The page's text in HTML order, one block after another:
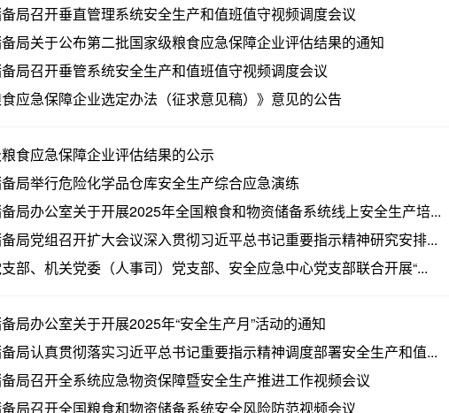
局召开垂直管理系统安全生产和值班值守视频调度会议
局关于公布第二批国家级粮食应急保障企业评估结果的通知
局召开垂管系统安全生产和值班值守视频调度会议
应急保障企业选定办法（征求意见稿）》意见的公告
食应急保障企业评估结果的公示
局举行危险化学品仓库安全生产综合应急演练
局办公室关于开展2025年全国粮食和物资储备系统线上安全生产培...
局党组召开扩大会议深入贯彻习近平总书记重要指示精神研究安排...
部、机关党委（人事司）党支部、安全应急中心党支部联合开展“...
局办公室关于开展2025年“安全生产月”活动的通知
局认真贯彻落实习近平总书记重要指示精神调度部署安全生产和值...
局召开全系统应急物资保障暨安全生产推进工作视频会议
局召开全国粮食和物资储备系统安全风险防范视频会议